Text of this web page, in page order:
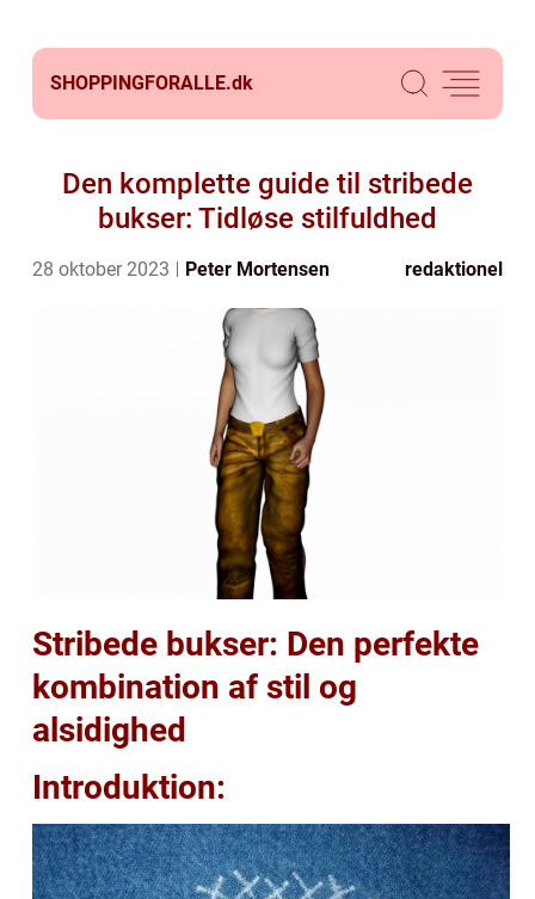
SHOPPINGFORALLE.dk
Den komplette guide til stribede
bukser: Tidløse stilfuldhed
28 oktober 2023 Peter Mortensen redaktionel
Stribede bukser: Den perfekte
kombination af stil og
alsidighed
Introduktion: